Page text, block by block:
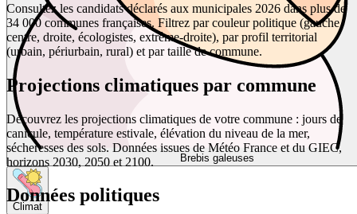
Brebis galeuses
Climat
Consultez les candidats déclarés aux municipales 2026 dans plus de
34 000 communes françaises. Filtrez par couleur politique (gauche,
centre, droite, écologistes, extrême-droite), par profil territorial
(urbain, périurbain, rural) et par taille de commune.
Projections climatiques par commune
Découvrez les projections climatiques de votre commune : jours de
canicule, température estivale, élévation du niveau de la mer,
sécheresses des sols. Données issues de Météo France et du GIEC,
horizons 2030, 2050 et 2100.
Données politiques